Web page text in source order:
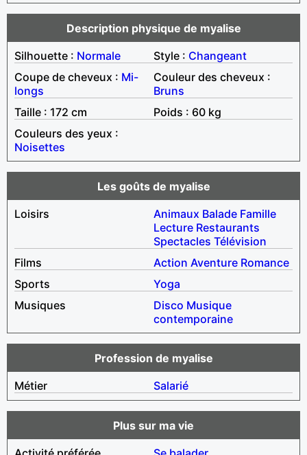
Description physique de myalise
Silhouette : Normale Style : Changeant
Coupe de cheveux : Mi-
longs
Couleur des cheveux :
Bruns
Taille : 172 cm
Poids : 60 kg
Couleurs des yeux :
Noisettes
Les goûts de myalise
Loisirs
Animaux Balade Famille
Lecture Restaurants
Spectacles Télévision
Films
Action Aventure Romance
Sports
Yoga
Musiques
Disco Musique
contemporaine
Profession de myalise
Métier
Salarié
Plus sur ma vie